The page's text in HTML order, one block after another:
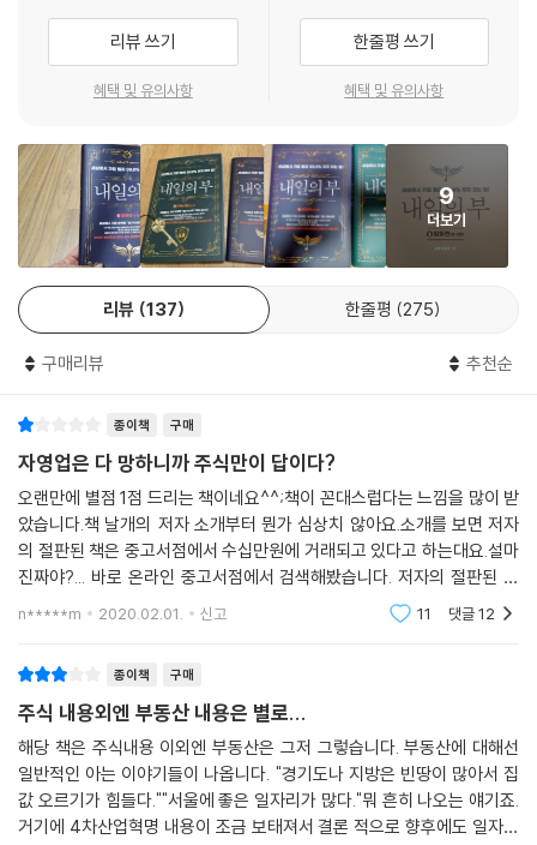
39장 세계 1등 주식의 실제 수익률_1996년~2019년 6월까지
40장 세계 시총 1, 2등 갭이 적을 때 얼마나 차이가 나야 1등만 가져가나?
41장 어떤 기업이 4차 산업혁명으로 돈을 버는가?
산업혁명, 누가 돈을 벌었나? | 4차 산업혁명, 누가 돈을 벌게 될까?
42장 소유에서 구독으로, 패러다임 변화 속에서 살아남는 법
43장 욜로의 시대에 뜨는 기업
44장 빅데이터는 인간의 욕망을 측정하는 도구
45장 소비자의 빅데이터(취향) 길목을 지키는 자, 세상을 다 가질 것이다
『내일의 부 2 : 오메가편』
: 가장 빨리 100% 부자 되는 불변의 법칙
1장 세계 최초 공황 분석, 공황이 시작되는 정확한 날짜는 언제인가”
2장 공황이 끝나는 달(月)과 주식을 사는 날(日)을 어떻게 알 수 있는가?
3장 -3% 공포지수 분석
-3%가 뜬 경우
4장 2008년 금융위기는 어떻게 시작되었는가?
5장 공황 시 주식도 싸게 사고, 환전도 하여 부자 되기 1_2008년 금융위
2008년 금융위기
6장 공황 시 주식도 싸게 사고, 환전도 하여 부자 되기 2_2000년 닷컴버
블
7장 공황을 피하는 방법_1987년 블랙먼데이 때도 적용되는가
8장 -3% 이후 공황으로 가는 경우, 단발성인 경우
9장 나스닥에 -3%가 떴을 때, 미국채로 손실 해지하는 법
리뷰 쓰기
혜택 및 유의사항
한줄평 쓰기
혜택 및 유의사항
9
더보기
리뷰 137 한줄평 275
구매리뷰 추천순
종이책 구매
자영업은 다 망하니까 주식만이 답이다?
오랜만에 별점 1점 드리는 책이네요^^;책이 꼰대스럽다는 느낌을 많이 받
았습니다.책 날개의 저자 소개부터 뭔가 심상치 않아요.소개를 보면 저자
의 절판된 책은 중고서점에서 수십만원에 거래되고 있다고 하는대요.설마
진짜야?... 바로 온라인 중고서점에서 검색해봤습니다. 저자의 절판된 책
은 중고로 모두 구매할 수 있었으며 어떠한 책도 시세가 1만원을 넘질 않아
n*****m 2020.02.01. 신고 11 댓글12
종이책 구매
주식 내용외엔 부동산 내용은 별로...
해당 책은 주식내용 이외엔 부동산은 그저 그렇습니다. 부동산에 대해선
일반적인 아는 이야기들이 나옵니다. "경기도나 지방은 빈땅이 많아서 집
값 오르기가 힘들다.""서울에 좋은 일자리가 많다."뭐 흔히 나오는 얘기죠.
거기에 4차산업혁명 내용이 조금 보태져서 결론 적으로 향후에도 일자리